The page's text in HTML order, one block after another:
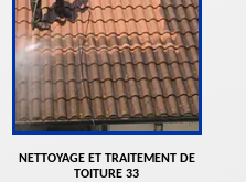
NETTOYAGE ET TRAITEMENT DE
TOITURE 33